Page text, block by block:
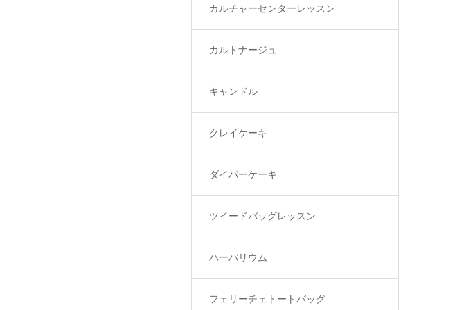
カルチャーセンターレッスン
カルトナージュ
キャンドル
クレイケーキ
ダイパーケーキ
ツイードバッグレッスン
ハーバリウム
フェリーチェトートバッグ